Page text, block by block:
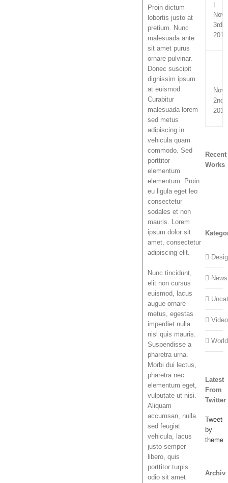
Proin dictum
lobortis justo at
pretium. Nunc
malesuada ante
sit amet purus
ornare pulvinar.
Donec suscipit
dignissim ipsum
at euismod.
Curabitur
malesuada lorem
sed metus
adipiscing in
vehicula quam
commodo. Sed
porttitor
elementum
elementum. Proin
eu ligula eget leo
consectetur
sodales et non
mauris. Lorem
ipsum dolor sit
amet, consectetur
adipiscing elit.
Nunc tincidunt,
elit non cursus
euismod, lacus
augue ornare
metus, egestas
imperdiet nulla
nisl quis mauris.
Suspendisse a
pharetra urna.
Morbi dui lectus,
pharetra nec
elementum eget,
vulputate ut nisi.
Aliquam
accumsan, nulla
sed feugiat
vehicula, lacus
justo semper
libero, quis
porttitor turpis
odio sit amet
3rd,
2014
2nd,
2014
Recent
Works
News
World
Latest
From
Twitter
Tweets
by
Archiv